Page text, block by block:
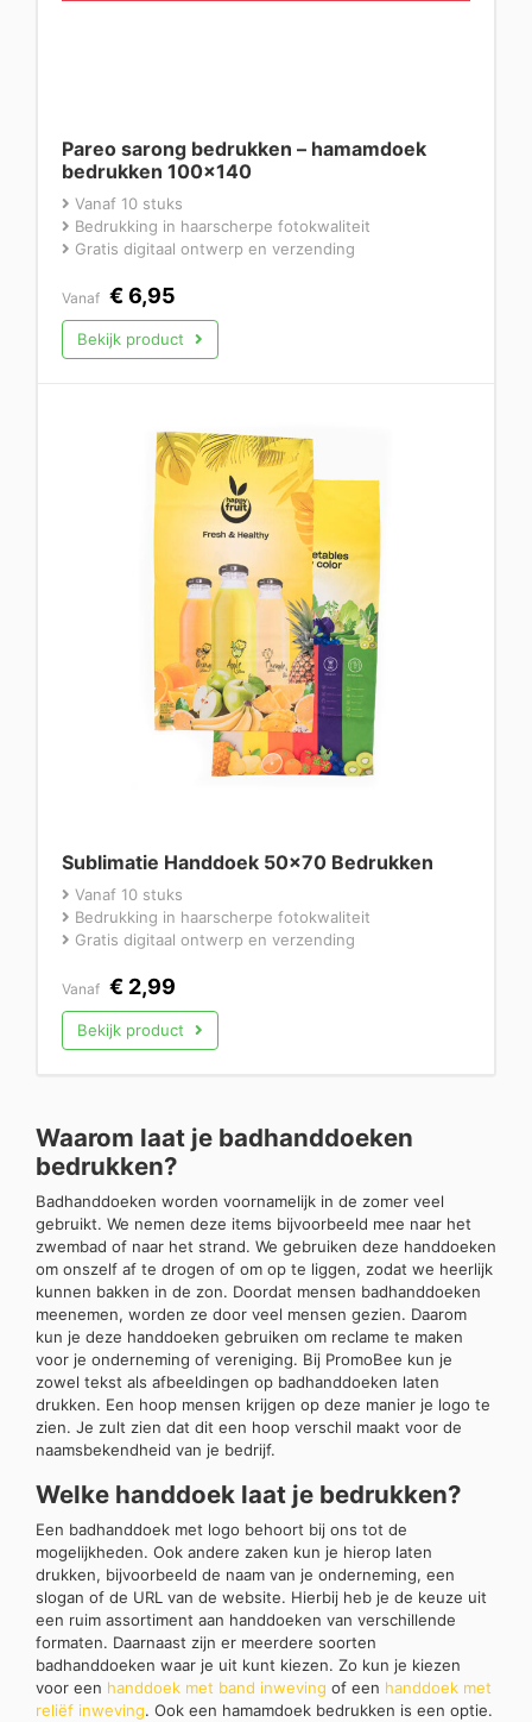
Pareo sarong bedrukken – hamamdoek
bedrukken 100×140
Vanaf 10 stuks
Bedrukking in haarscherpe fotokwaliteit
Gratis digitaal ontwerp en verzending
Vanaf €6,95
Bekijk product
Sublimatie Handdoek 50×70 Bedrukken
Vanaf 10 stuks
Bedrukking in haarscherpe fotokwaliteit
Gratis digitaal ontwerp en verzending
Vanaf € 2,99
Bekijk product
Waarom laat je badhanddoeken
bedrukken?
Badhanddoeken worden voornamelijk in de zomer veel
gebruikt. We nemen deze items bijvoorbeeld mee naar het
zwembad of naar het strand. We gebruiken deze handdoeken
om onszelf af te drogen of om op te liggen, zodat we heerlijk
kunnen bakken in de zon. Doordat mensen badhanddoeken
meenemen, worden ze door veel mensen gezien. Daarom
kun je deze handdoeken gebruiken om reclame te maken
voor je onderneming of vereniging. Bij PromoBee kun je
zowel tekst als afbeeldingen op badhanddoeken laten
drukken. Een hoop mensen krijgen op deze manier je logo te
zien. Je zult zien dat dit een hoop verschil maakt voor de
naamsbekendheid van je bedrijf.
Welke handdoek laat je bedrukken?
Een badhanddoek met logo behoort bij ons tot de
mogelijkheden. Ook andere zaken kun je hierop laten
drukken, bijvoorbeeld de naam van je onderneming, een
slogan of de URL van de website. Hierbij heb je de keuze uit
een ruim assortiment aan handdoeken van verschillende
formaten. Daarnaast zijn er meerdere soorten
badhanddoeken waar je uit kunt kiezen. Zo kun je kiezen
voor een handdoek met band inweving of een handdoek met
reliëf inweving. Ook een hamamdoek bedrukken is een optie.